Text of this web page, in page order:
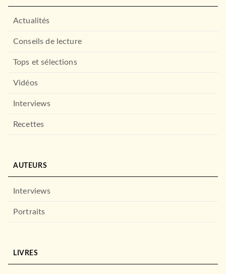
Peut-être les étoiles (Terra
Actualités
Conseils de lecture
Tops et sélections
Vidéos
Interviews
Recettes
AUTEURS
Interviews
Portraits
LIVRES